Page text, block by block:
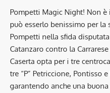
Pompetti Magic Night! Non
può esserlo benissimo per la
Pompetti nella sfida
Catanzaro contro la
Caserta opta per i tre
tre “P” Petriccione, Pontisso
garantendo anche una